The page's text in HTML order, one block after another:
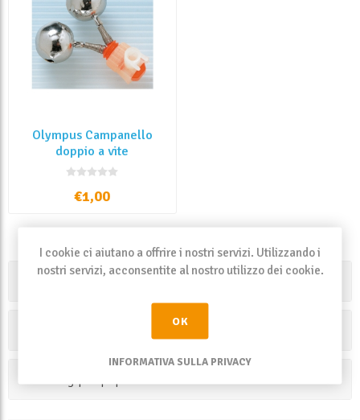
Olympus Campanello
doppio a vite
portastarlight 16 mm
€1,00
Categorie
I cookie ci aiutano a offrire i nostri servizi. Utilizzando i
nostri servizi, acconsentite al nostro utilizzo dei cookie.
OK
INFORMATIVA SULLA PRIVACY